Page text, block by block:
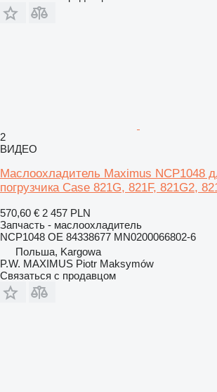
2
ВИДЕО
Маслоохладитель Maximus NCP1048
погрузчика Case 821G, 821F, 821G2,
570,60 € 2 457 PLN
Запчасть - маслоохладитель
NCP1048 OE 84338677 MN0200066802-6
Польша, Kargowa
P.W. MAXIMUS Piotr Maksymów
Связаться с продавцом